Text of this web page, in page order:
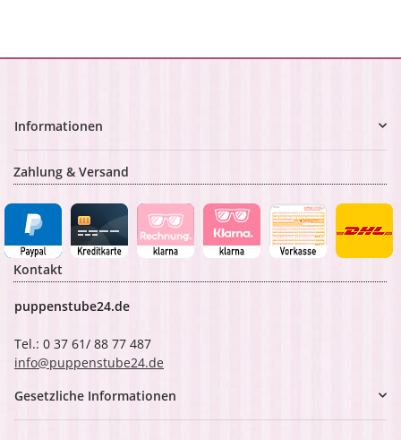
Informationen
Zahlung & Versand
Kontakt
puppenstube24.de
Tel.: 0 37 61/ 88 77 487
info@puppenstube24.de
Gesetzliche Informationen